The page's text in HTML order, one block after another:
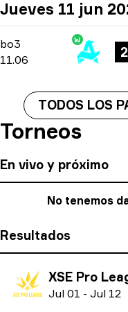
Jueves 11 jun
bo3
bo3
11.06
W
TODOS LOS
Torneos
En vivo y próximo
No tenemos
Resultados
XSE Pro
Jul 01 - Jul 12